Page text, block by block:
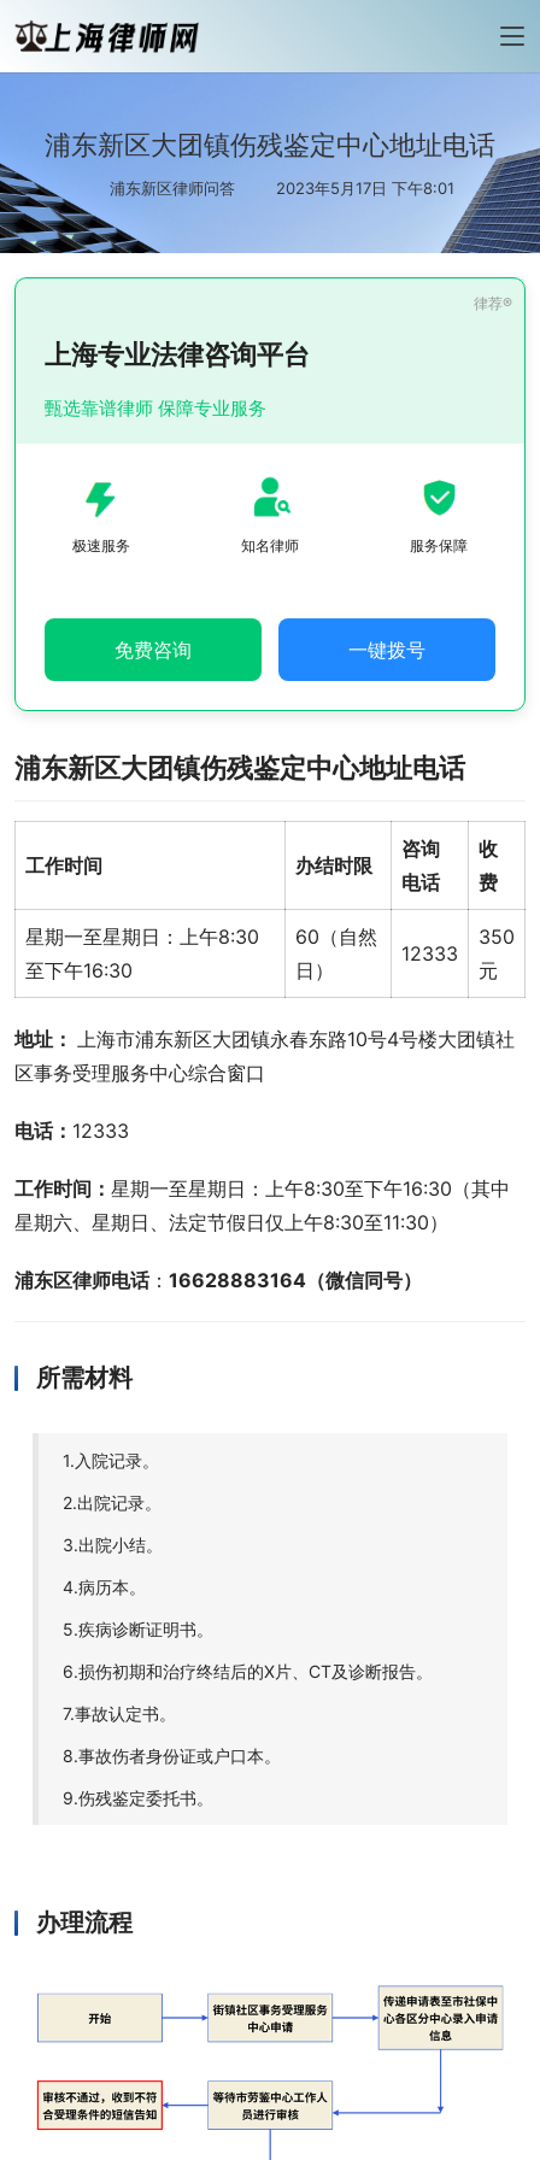
浦东新区大团镇伤残鉴定中心地址电话
浦东新区律师问答 2023年5月17日 下午8:01
上海专业法律咨询平台
甄选靠谱律师 保障专业服务
极速服务 知名律师 服务保障
免费咨询 一键拨号
浦东新区大团镇伤残鉴定中心地址电话
工作时间 办结时限
咨询
电话
收
费
星期一至星期日：上午8:30
至下午16:30
60（自然
日）
12333
350
元
地址： 上海市浦东新区大团镇永春东路10号4号楼大团镇社
区事务受理服务中心综合窗口
电话： 12333
工作时间： 星期一至星期日：上午8:30至下午16:30（其中
星期六、星期日、法定节假日仅上午8:30至11:30）
浦东区律师电话： 16628883164（微信同号）
所需材料
1.入院记录。
2.出院记录。
3.出院小结。
4.病历本。
5.疾病诊断证明书。
6.损伤初期和治疗终结后的X片、CT及诊断报告。
7.事故认定书。
8.事故伤者身份证或户口本。
9.伤残鉴定委托书。
办理流程